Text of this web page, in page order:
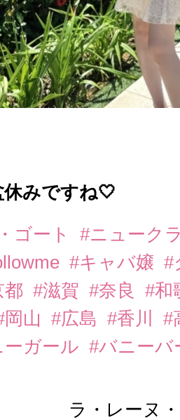
みですね🤍
ゴート
#ニューク
#キャバ嬢 #
都 #滋賀 #奈良
#和
岡山 #広島 #香川
#
ーガール #バニー
ラ・レーヌ